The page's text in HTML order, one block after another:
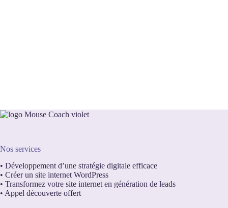
Nos services
• Développement d’une stratégie digitale efficace
• Créer un site internet WordPress
• Transformez votre site internet en génération de leads
• Appel découverte offert